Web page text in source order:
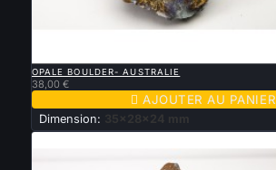
OPALE BOULDER- AUSTRALIE
38,00 €
 AJOUTER AU PANIER
Dimension: 35x28x24 mm